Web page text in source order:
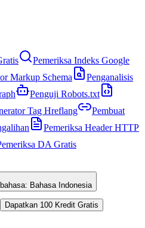
Pemeriksa Indeks Google
Markup Schema
Penganalisis
Penguji Robots.txt
Tag Hreflang
Pembuat
Pemeriksa Header HTTP
DA Gratis
: Bahasa Indonesia
Dapatkan 100 Kredit Gratis